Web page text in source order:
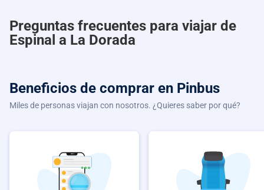
Preguntas frecuentes para viajar de
Espinal a La Dorada
Beneficios de comprar en Pinbus
Miles de personas viajan con nosotros. ¿Quieres saber por qué?